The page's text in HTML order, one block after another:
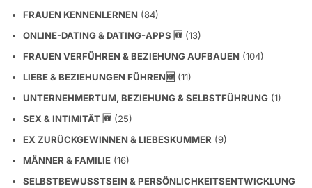
FRAUEN KENNENLERNEN (84)
ONLINE-DATING & DATING-APPS 🆕 (13)
FRAUEN VERFÜHREN & BEZIEHUNG AUFBAUEN (104)
LIEBE & BEZIEHUNGEN FÜHREN🆕 (11)
UNTERNEHMERTUM, BEZIEHUNG & SELBSTFÜHRUNG (1)
SEX & INTIMITÄT 🆕 (25)
EX ZURÜCKGEWINNEN & LIEBESKUMMER (9)
MÄNNER & FAMILIE (16)
SELBSTBEWUSSTSEIN & PERSÖNLICHKEITSENTWICKLUNG